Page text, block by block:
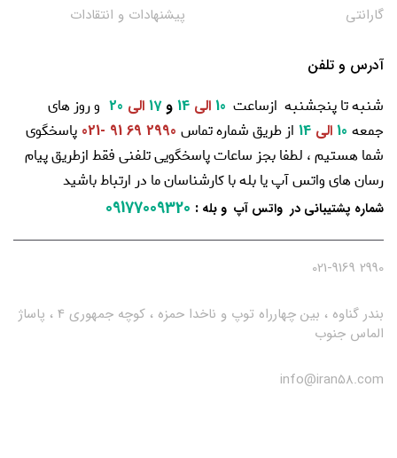
گارانتی
پیشنهادات و انتقادات
آدرس و تلفن
شنبه تا پنجشنبه ازساعت 10 الی و17 الی
و روز های
جمعه
الی از طریق شماره تماس 2990 69 91 -021
پاسخگوی
شما هستیم ، لطفا بجز ساعات پاسخگویی تلفنی فقط ازطریق پیام
رسان های واتس آپ یا بله با کارشناسان ما در ارتباط باشید
شماره پشتیبانی در واتس آپ و بله :
09177009320
2990 021-9169
بندر گناوه ، بین چهارراه توپ و ناخدا حمزه ، کوچه جمهوری 4 ، پاساژ
الماس جنوب
info@iran58.com